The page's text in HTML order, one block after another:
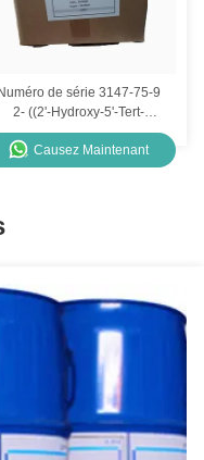
de série 3147-75-9
2- ((2'-Hydroxy-5'-Tert-
-Benzotriazole
Chiguard 5411
Causez Maintenant